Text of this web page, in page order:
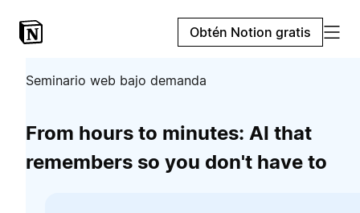
Obtén Notion gratis
Seminario web bajo demanda
From hours to minutes: AI that
remembers so you don't have to